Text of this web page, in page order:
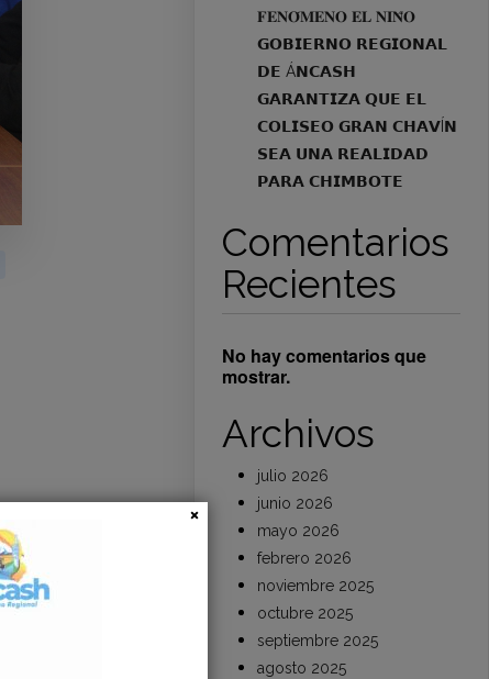
𝐅𝐄𝐍𝐎́𝐌𝐄𝐍𝐎 𝐄𝐋 𝐍𝐈𝐍̃𝐎
𝗚𝗢𝗕𝗜𝗘𝗥𝗡𝗢 𝗥𝗘𝗚𝗜𝗢𝗡𝗔𝗟
𝗗𝗘 Á𝗡𝗖𝗔𝗦𝗛
𝗚𝗔𝗥𝗔𝗡𝗧𝗜𝗭𝗔 𝗤𝗨𝗘 𝗘𝗟
𝗖𝗢𝗟𝗜𝗦𝗘𝗢 𝗚𝗥𝗔𝗡 𝗖𝗛𝗔𝗩Í𝗡
𝗦𝗘𝗔 𝗨𝗡𝗔 𝗥𝗘𝗔𝗟𝗜𝗗𝗔𝗗
𝗣𝗔𝗥𝗔 𝗖𝗛𝗜𝗠𝗕𝗢𝗧𝗘
Comentarios
Recientes
No hay comentarios que
mostrar.
Archivos
julio 2026
junio 2026
mayo 2026
febrero 2026
noviembre 2025
octubre 2025
septiembre 2025
agosto 2025